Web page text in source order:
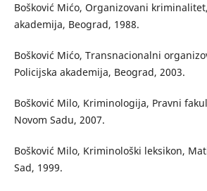
Bošković Mićo, Organizovani
akademija, Beograd, 1988.
Bošković Mićo, Transnacionalni
Policijska akademija, Beograd, 2003.
Bošković Milo, Kriminologija, Pravni
Novom Sadu, 2007.
Bošković Milo, Kriminološki leksikon,
Sad, 1999.